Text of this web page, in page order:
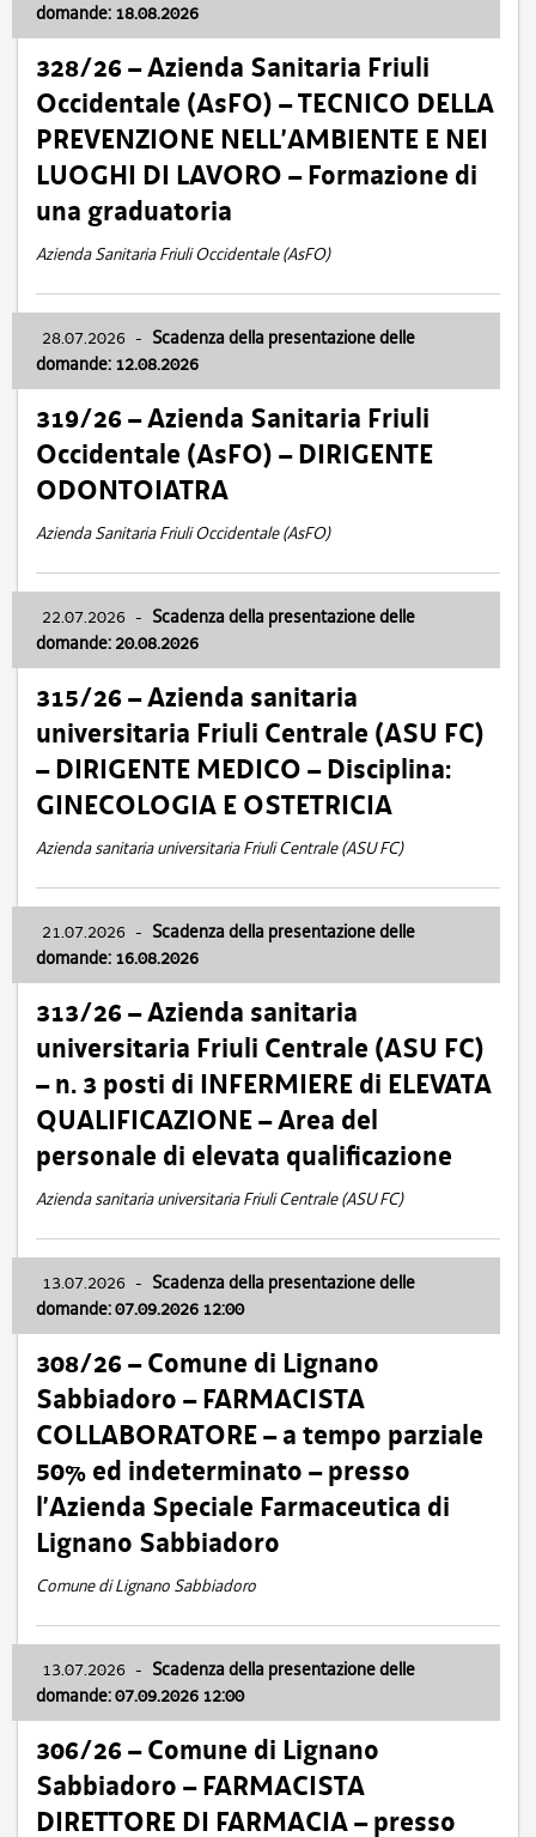
domande: 18.08.2026
328/26 – Azienda Sanitaria Friuli
Occidentale (AsFO) – TECNICO DELLA
PREVENZIONE NELL’AMBIENTE E NEI
LUOGHI DI LAVORO – Formazione di
una graduatoria
Azienda Sanitaria Friuli Occidentale (AsFO)
28.07.2026 - Scadenza della presentazione delle
domande: 12.08.2026
319/26 – Azienda Sanitaria Friuli
Occidentale (AsFO) – DIRIGENTE
ODONTOIATRA
Azienda Sanitaria Friuli Occidentale (AsFO)
22.07.2026 - Scadenza della presentazione delle
domande: 20.08.2026
315/26 – Azienda sanitaria
universitaria Friuli Centrale (ASU FC)
– DIRIGENTE MEDICO – Disciplina:
GINECOLOGIA E OSTETRICIA
Azienda sanitaria universitaria Friuli Centrale (ASU FC)
21.07.2026 - Scadenza della presentazione delle
domande: 16.08.2026
313/26 – Azienda sanitaria
universitaria Friuli Centrale (ASU FC)
– n. 3 posti di INFERMIERE di ELEVATA
QUALIFICAZIONE – Area del
personale di elevata qualificazione
Azienda sanitaria universitaria Friuli Centrale (ASU FC)
13.07.2026 - Scadenza della presentazione delle
domande: 07.09.2026 12:00
308/26 – Comune di Lignano
Sabbiadoro – FARMACISTA
COLLABORATORE – a tempo parziale
50% ed indeterminato – presso
l’Azienda Speciale Farmaceutica di
Lignano Sabbiadoro
Comune di Lignano Sabbiadoro
13.07.2026 - Scadenza della presentazione delle
domande: 07.09.2026 12:00
306/26 – Comune di Lignano
Sabbiadoro – FARMACISTA
DIRETTORE DI FARMACIA – presso